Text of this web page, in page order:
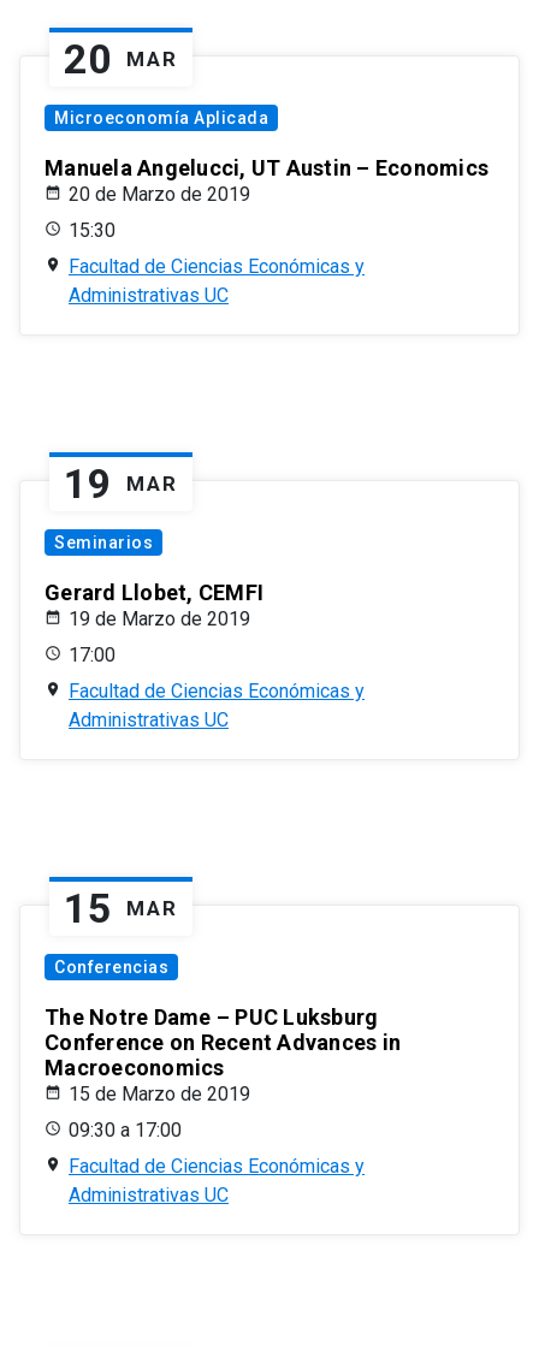
20 MAR
Microeconomía Aplicada
Manuela Angelucci, UT Austin – Economics
20 de Marzo de 2019
15:30
Facultad de Ciencias Económicas y
Administrativas UC
19 MAR
Seminarios
Gerard Llobet, CEMFI
19 de Marzo de 2019
17:00
Facultad de Ciencias Económicas y
Administrativas UC
15 MAR
Conferencias
The Notre Dame – PUC Luksburg
Conference on Recent Advances in
Macroeconomics
15 de Marzo de 2019
09:30 a 17:00
Facultad de Ciencias Económicas y
Administrativas UC